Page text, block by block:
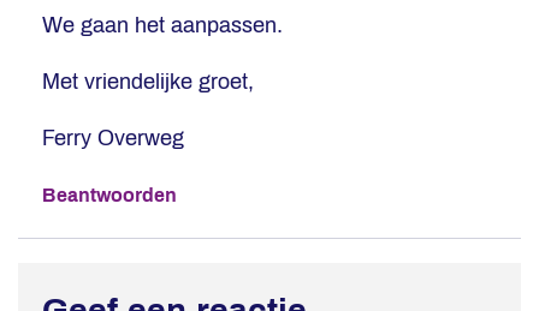
We gaan het aanpassen.
Met vriendelijke groet,
Ferry Overweg
Beantwoorden